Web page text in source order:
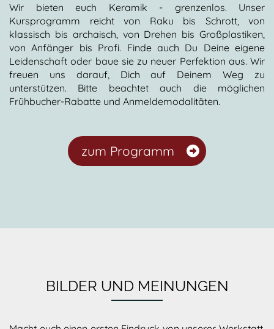
Wir bieten euch Keramik - grenzenlos. Unser
Kursprogramm reicht von Raku bis Schrott, von
klassisch bis archaisch, von Drehen bis Großplastiken,
von Anfänger bis Profi. Finde auch Du Deine eigene
Leidenschaft oder baue sie zu neuer Perfektion aus. Wir
freuen uns darauf, Dich auf Deinem Weg zu
unterstützen. Bitte beachtet auch die möglichen
Frühbucher-Rabatte und Anmeldemodalitäten.
zum Programm
BILDER UND MEINUNGEN